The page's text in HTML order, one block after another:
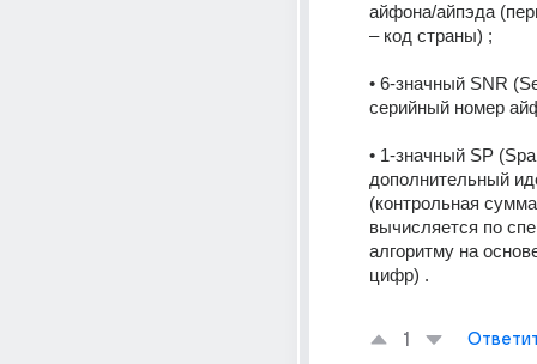
айфона/айпэда
– код страны) ;
• 6-значный SNR
серийный номер
• 1-значный SP
дополнительный
(контрольная
вычисляется по
алгоритму на
цифр) .
1